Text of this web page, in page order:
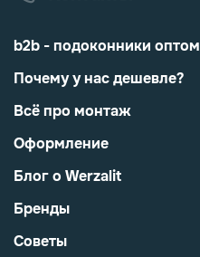
b2b - подоконники оптом
Почему у нас дешевле?
Всё про монтаж
Оформление
Блог о Werzalit
Бренды
Советы